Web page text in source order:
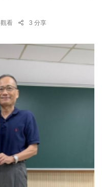
看 3 分享